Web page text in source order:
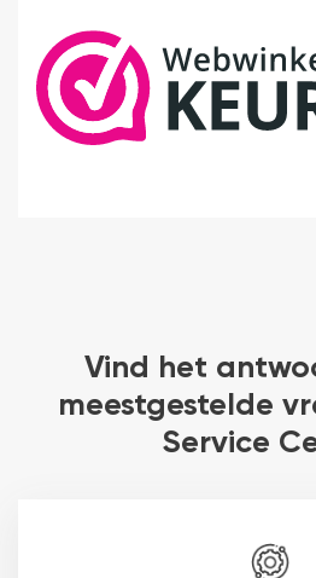
Vind het
meestgestelde
Service